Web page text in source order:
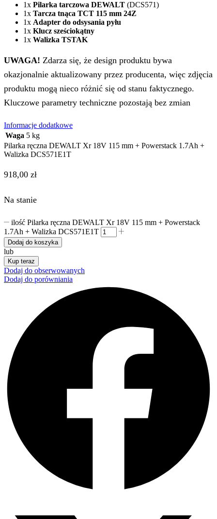
1x Pilarka tarczowa DEWALT (DCS571)
1x Tarcza tnąca TCT 115 mm 24Z
1x Adapter do odsysania pyłu
1x Klucz sześciokątny
1x Walizka TSTAK
UWAGA! Zdarza się, że design produktu bywa
okazjonalnie aktualizowany przez producenta, więc zdjęcia
produktu mogą nieco różnić się od stanu faktycznego.
Kluczowe parametry techniczne pozostają bez zmian
Informacje dodatkowe
Waga 5 kg
Pilarka ręczna DEWALT Xr 18V 115 mm + Powerstack 1.7Ah +
Walizka DCS571E1T
918,00 zł
Na stanie
ilość Pilarka ręczna DEWALT Xr 18V 115 mm + Powerstack
1.7Ah + Walizka DCS571E1T
Dodaj do koszyka
lub
Kup teraz
Dodaj do obserwowanych
Dodaj do porówniania